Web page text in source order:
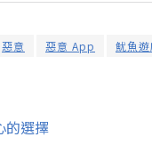
惡意 惡意 App 魷魚
的選擇